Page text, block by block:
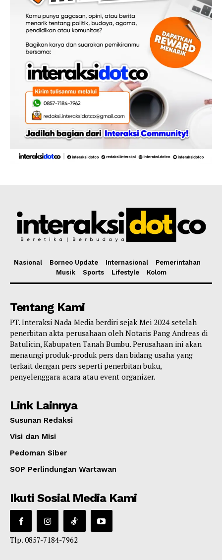
Nasional Borneo Update Internasional
Pemerintahan
Musik
Sports Lifestyle Kolom
Tentang Kami
PT. Interaksi Nada Media berdiri sejak Mei 2024 setelah
penerbitan akta perusahaan oleh Notaris Pang Andreas di
Batulicin, Kabupaten Tanah Bumbu. Perusahaan ini akan
menaungi produk-produk pers dan bidang usaha yang
terkait dengan pers seperti penerbitan buku,
penyelenggara acara atau event organizer.
Link Lainnya
Susunan Redaksi
Visi dan Misi
Pedoman Siber
SOP Perlindungan Wartawan
Ikuti Sosial Media Kami
Tlp. 0857-7184-7962